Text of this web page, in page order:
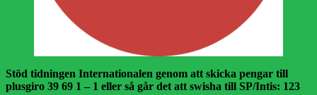
Stöd tidningen Internationalen genom att skicka pengar till
plusgiro 39 69 1 – 1 eller så går det att swisha till SP/Intis: 123